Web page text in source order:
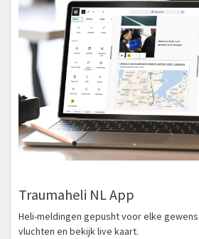
Traumaheli NL App
Heli-meldingen gepusht voor elke
vluchten en bekijk live kaart.